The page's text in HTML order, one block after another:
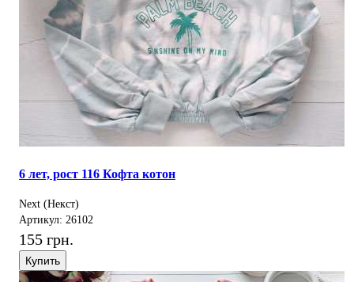
6 лет, рост 116 Кофта котон
Next (Некст)
Артикул: 26102
155 грн.
Купить